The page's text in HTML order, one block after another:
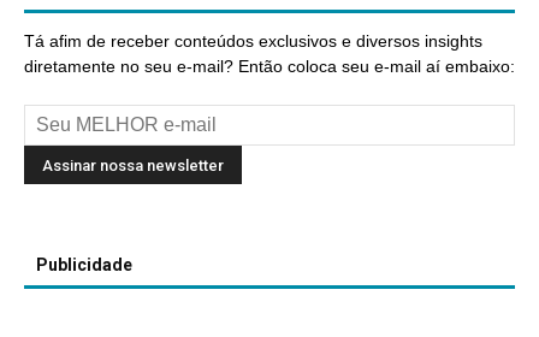
Tá afim de receber conteúdos exclusivos e diversos insights
diretamente no seu e-mail? Então coloca seu e-mail aí embaixo:
Publicidade